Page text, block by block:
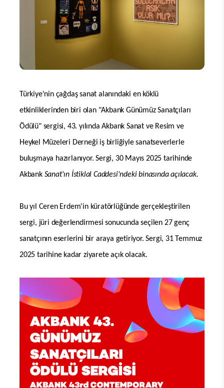
Türkiye'nin çağdaş sanat alanındaki en köklü
etkinliklerinden biri olan "Akbank Günümüz Sanatçıları
Ödülü" sergisi, 43. yılında Akbank Sanat ve Resim ve
Heykel Müzeleri Derneği iş birliğiyle sanatseverlerle
buluşmaya hazırlanıyor. Sergi, 30 Mayıs 2025 tarihinde
Akbank Sanat'ın İstiklal Caddesi'ndeki binasında açılacak.
Bu yıl Ceren Erdem'in küratörlüğünde gerçekleştirilen
sergi, jüri değerlendirmesi sonucunda seçilen 27 genç
sanatçının eserlerini bir araya getiriyor. Sergi, 31 Temmuz
2025 tarihine kadar ziyarete açık olacak.